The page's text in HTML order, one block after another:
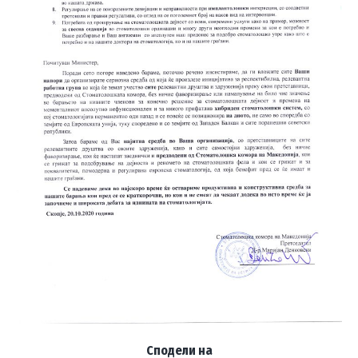
Сподели на
×